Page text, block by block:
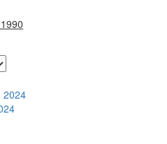
privátnou firmou na
výberové vína. Ako prví sme
vína z tokajských
žltý reduktívnou
najmodernejšími
fermentácie.